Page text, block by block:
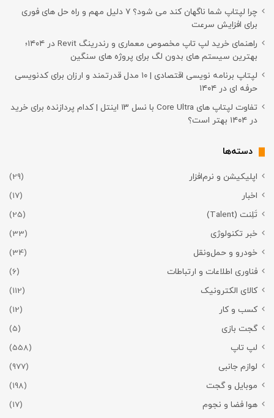
چرا لپتاپ شما ناگهان کند می شود؟ ۷ دلیل مهم و راه حل های فوری
برای افزایش سرعت
راهنمای خرید لپ تاپ مخصوص معماری و رندرینگ Revit در ۱۴۰۴؛
بهترین سیستم های بدون لگ برای پروژه های سنگین
لپتاپ برنامه نویسی اقتصادی | ۱۰ مدل قدرتمند و ارزان برای کدنویسی
حرفه ای در ۱۴۰۴
تفاوت لپتاپ های Core Ultra با نسل ۱۳ اینتل | کدام پردازنده برای خرید
در ۱۴۰۴ بهتر است؟
دسته‌ها
اپلیکیشن و نرم‌افزار
(29)
اخبار
(17)
تَلِنت (Talent)
(25)
خبر تکنولوژی
(33)
خودرو و حمل‌و‌نقل
(34)
فناوری اطلاعات و ارتباطات
(6)
کالای الکترونیک
(112)
کسب و کار
(12)
گجت بازی
(5)
لپ تاپ
(558)
لوازم جانبی
(977)
موبایل و گجت
(198)
هوا فضا و نجوم
(17)